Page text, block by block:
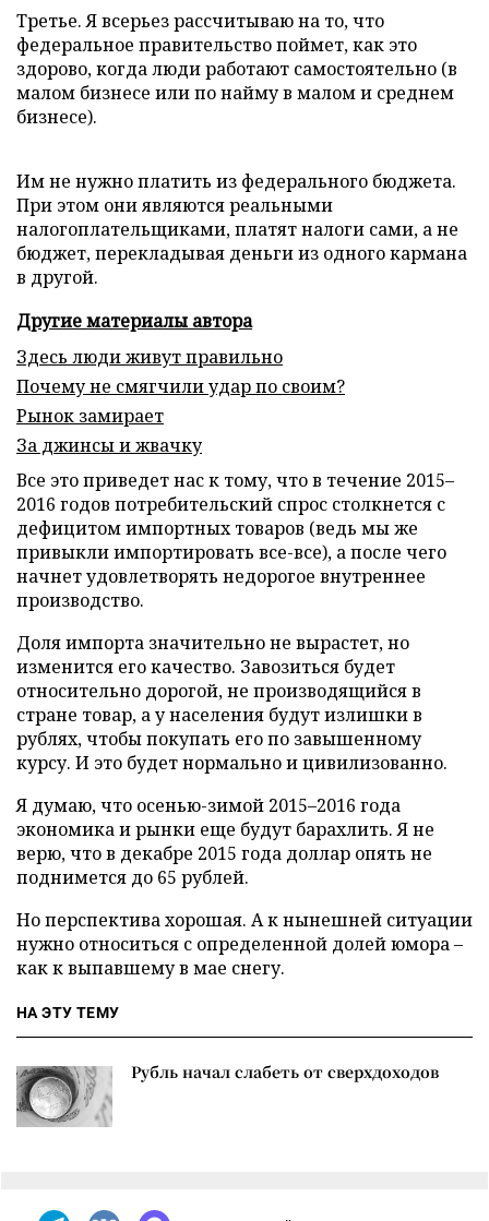
Третье. Я всерьез рассчитываю на то, что
федеральное правительство поймет, как это
здорово, когда люди работают самостоятельно (в
малом бизнесе или по найму в малом и среднем
бизнесе).
Им не нужно платить из федерального бюджета.
При этом они являются реальными
налогоплательщиками, платят налоги сами, а не
бюджет, перекладывая деньги из одного кармана
в другой.
Другие материалы автора
Здесь люди живут правильно
Почему не смягчили удар по своим?
Рынок замирает
За джинсы и жвачку
Все это приведет нас к тому, что в течение 2015–
2016 годов потребительский спрос столкнется с
дефицитом импортных товаров (ведь мы же
привыкли импортировать все-все), а после чего
начнет удовлетворять недорогое внутреннее
производство.
Доля импорта значительно не вырастет, но
изменится его качество. Завозиться будет
относительно дорогой, не производящийся в
стране товар, а у населения будут излишки в
рублях, чтобы покупать его по завышенному
курсу. И это будет нормально и цивилизованно.
Я думаю, что осенью-зимой 2015–2016 года
экономика и рынки еще будут барахлить. Я не
верю, что в декабре 2015 года доллар опять не
поднимется до 65 рублей.
Но перспектива хорошая. А к нынешней ситуации
нужно относиться с определенной долей юмора –
как к выпавшему в мае снегу.
НА ЭТУ ТЕМУ
Рубль начал слабеть от сверхдоходов